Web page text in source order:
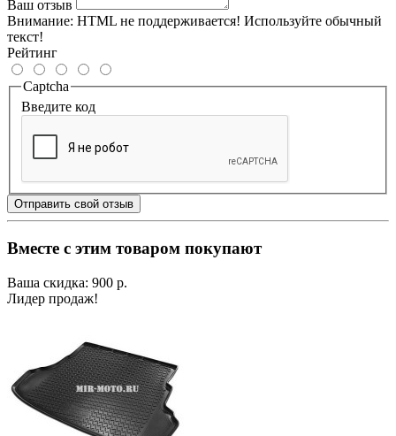
Ваш отзыв
Внимание: HTML не поддерживается! Используйте обычный
текст!
Рейтинг
Captcha
Введите код
Отправить свой отзыв
Вместе с этим товаром покупают
Ваша скидка: 900 р.
Лидер продаж!